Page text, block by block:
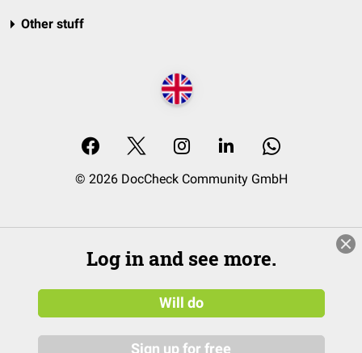
Other stuff
© 2026 DocCheck Community GmbH
Log in and see more.
Will do
Sign up for free